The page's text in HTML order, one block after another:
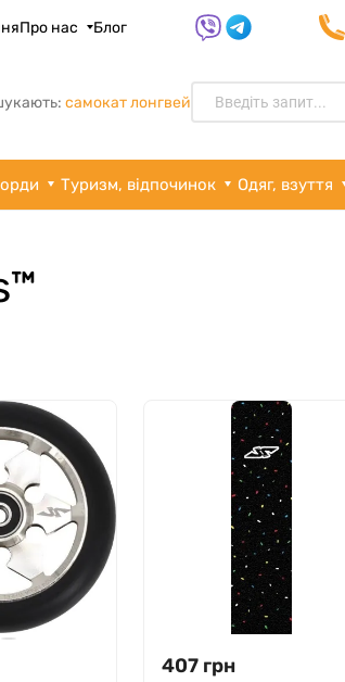
Про нас Блог
самокат лонгвей
Туризм, відпочинок Одяг, взуття
407 грн